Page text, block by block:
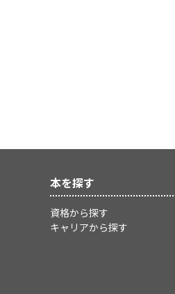
本を探す
資格から探す
キャリアから探す